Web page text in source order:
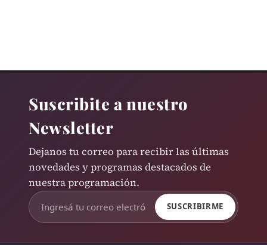
Suscribite a nuestro
Newsletter
Dejanos tu correo para recibir las últimas
novedades y programas destacados de
nuestra programación.
SUSCRIBIRME